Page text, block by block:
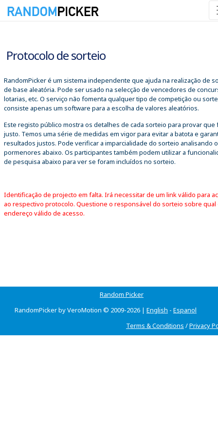
Protocolo de sorteio
RandomPicker é um sistema independente que ajuda na realização de
de base aleatória. Pode ser usado na selecção de vencedores de
lotarias, etc. O serviço não fomenta qualquer tipo de competição ou
consiste apenas um software para a escolha de valores aleatórios.
Este registo público mostra os detalhes de cada sorteio para provar que
justo. Temos uma série de medidas em vigor para evitar a batota e
resultados justos. Pode verificar a imparcialidade do sorteio analisando
pormenores abaixo. Os participantes também podem utilizar a
de pesquisa abaixo para ver se foram incluídos no sorteio.
Identificação de projecto em falta. Irá necessitar de um link válido para
ao respectivo protocolo. Questione o responsável do sorteio sobre qual
endereço válido de acesso.
Random Picker
RandomPicker by VeroMotion © 2009-2026 | English - Espanol
Terms & Conditions /Privacy